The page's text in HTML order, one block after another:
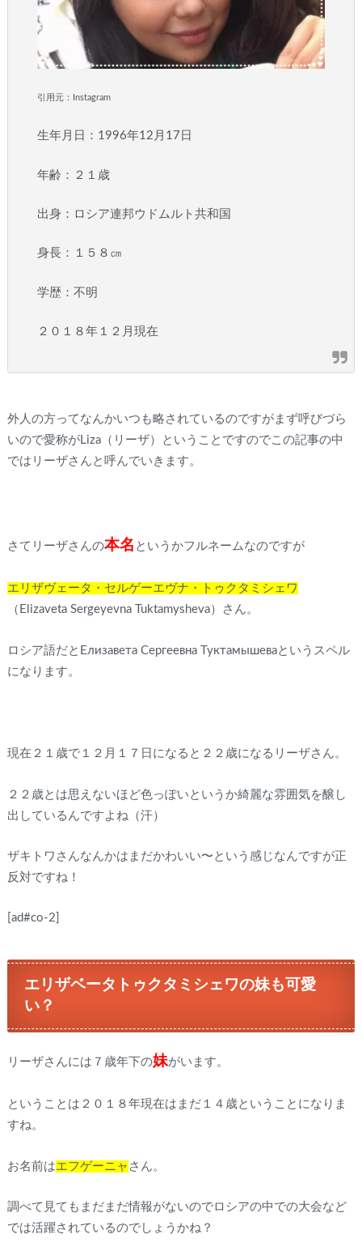
引用元：Instagram
生年月日：1996年12月17日
年齢：２１歳
出身：ロシア連邦ウドムルト共和国
身長：１５８㎝
学歴：不明
２０１８年１２月現在
外人の方ってなんかいつも略されているのですがまず呼びづら
いので愛称がLiza（リーザ）ということですのでこの記事の中
ではリーザさんと呼んでいきます。
さてリーザさんの本名 というかフルネームなのですが
エリザヴェータ・セルゲーエヴナ・トゥクタミシェワ
（Elizaveta Sergeyevna Tuktamysheva）さん。
ロシア語だとЕлизавета Сергеевна Туктамышеваというスペル
になります。
現在２１歳で１２月１７日になると２２歳になるリーザさん。
２２歳とは思えないほど色っぽいというか綺麗な雰囲気を醸し
出しているんですよね（汗）
ザキトワさんなんかはまだかわいい〜という感じなんですが正
反対ですね！
[ad#co-2]
エリザベータトゥクタミシェワの妹も可愛
い？
リーザさんには７歳年下の妹がいます。
ということは２０１８年現在はまだ１４歳ということになりま
すね。
お名前はエフゲーニャ さん。
調べて見てもまだまだ情報がないのでロシアの中での大会など
では活躍されているのでしょうかね？